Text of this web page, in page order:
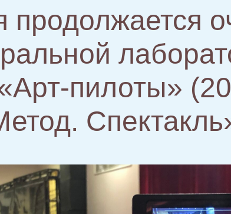
продолжается
пилоты»